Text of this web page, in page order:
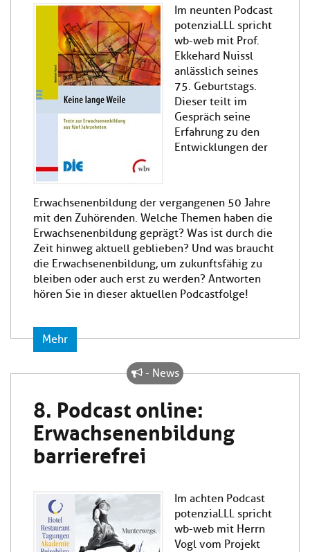
Im neunten Podcast
potenziaLLL spricht
wb-web mit Prof.
Ekkehard Nuissl
anlässlich seines
75. Geburtstags.
Dieser teilt im
Gespräch seine
Erfahrung zu den
Entwicklungen der
Erwachsenenbildung der vergangenen 50 Jahre
mit den Zuhörenden. Welche Themen haben die
Erwachsenenbildung geprägt? Was ist durch die
Zeit hinweg aktuell geblieben? Und was braucht
die Erwachsenenbildung, um zukunftsfähig zu
bleiben oder auch erst zu werden? Antworten
hören Sie in dieser aktuellen Podcastfolge!
Mehr
8. Podcast online:
Erwachsenenbildung
barrierefrei
- News
Im achten Podcast
potenziaLLL spricht
wb-web mit Herrn
Vogl vom Projekt